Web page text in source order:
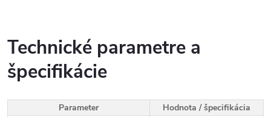
Technické parametre a
špecifikácie
Parameter
Hodnota / špecifikácia